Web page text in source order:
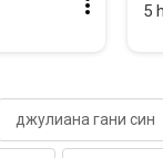
5
джулиана гани син